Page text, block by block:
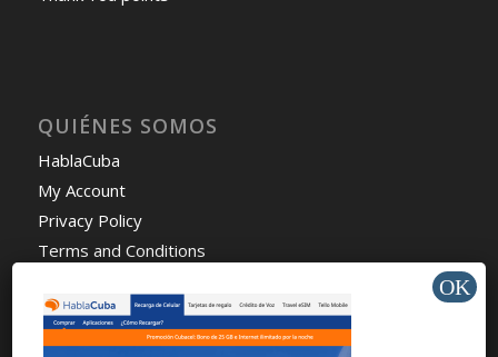
QUIÉNES SOMOS
HablaCuba
My Account
Privacy Policy
Terms and Conditions
News